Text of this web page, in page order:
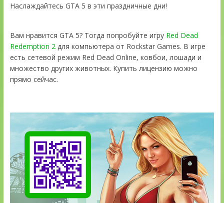
Наслаждайтесь GTA 5 в эти праздничные дни!
Вам нравится GTA 5? Тогда попробуйте игру Red Dead
Redemption 2для компьютера от Rockstar Games. В игре
есть сетевой режим Red Dead Online, ковбои, лошади и
множество других животных. Купить лицензию можно
прямо сейчас.